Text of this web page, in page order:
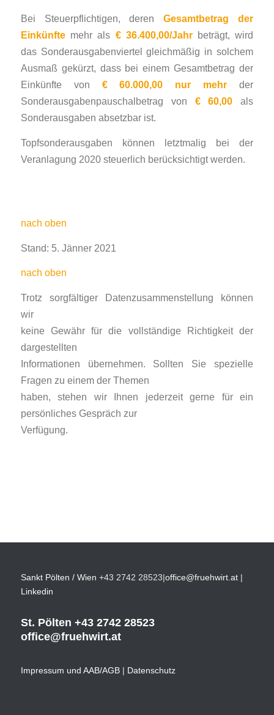
Bei Steuerpflichtigen, derenGesamtbetrag der
Einkünftemehr als € 36.400,00/Jahrbeträgt, wird
das Sonderausgabenviertel gleichmäßig in solchem
Ausmaß gekürzt, dass bei einem Gesamtbetrag der
Einkünfte von € 60.000,00 nur mehr der
Sonderausgabenpauschalbetrag von € 60,00 als
Sonderausgaben absetzbar ist.
Topfsonderausgaben können letztmalig bei der
Veranlagung 2020 steuerlich berücksichtigt werden.
nach oben
Stand: 5. Jänner 2021
nach oben
Trotz sorgfältiger Datenzusammenstellung können
wir
keine Gewähr für die vollständige Richtigkeit der
dargestellten
Informationen übernehmen. Sollten Sie spezielle
Fragen zu einem der Themen
haben, stehen wir Ihnen jederzeit gerne für ein
persönliches Gespräch zur
Verfügung.
Sankt Pölten / Wien +43 2742 28523|office@fruehwirt.at|
Linkedin
St. Pölten +43 2742 28523
office@fruehwirt.at
Impressum und AAB/AGB| Datenschutz